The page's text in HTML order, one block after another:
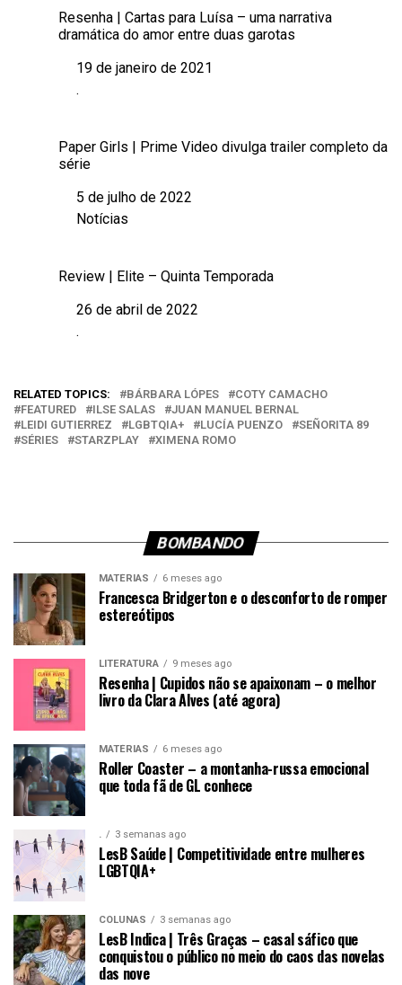
Resenha | Cartas para Luísa – uma narrativa
dramática do amor entre duas garotas
Data19 de janeiro de 2021
Em relação a
.
Paper Girls | Prime Video divulga trailer completo da
série
Data5 de julho de 2022
Em relação a
Notícias
Review | Elite – Quinta Temporada
Data
26 de abril de 2022
Em relação a
.
RELATED TOPICS: BÁRBARA LÓPES
COTY CAMACHO
FEATURED
ILSE SALAS
JUAN MANUEL BERNAL
LEIDI GUTIERREZ
LGBTQIA+ LUCÍA PUENZO
SEÑORITA 89
SÉRIES
STARZPLAY XIMENA ROMO
BOMBANDO
MATÉRIAS 6 meses ago
Francesca Bridgerton e o desconforto de romper
estereótipos
LITERATURA 9 meses ago
Resenha | Cupidos não se apaixonam – o melhor
livro da Clara Alves (até agora)
MATÉRIAS 6 meses ago
Roller Coaster – a montanha-russa emocional
que toda fã de GL conhece
. 3 semanas ago
LesB Saúde | Competitividade entre mulheres
LGBTQIA+
COLUNAS 3 semanas ago
LesB Indica | Três Graças – casal sáfico que
conquistou o público no meio do caos das novelas
das nove